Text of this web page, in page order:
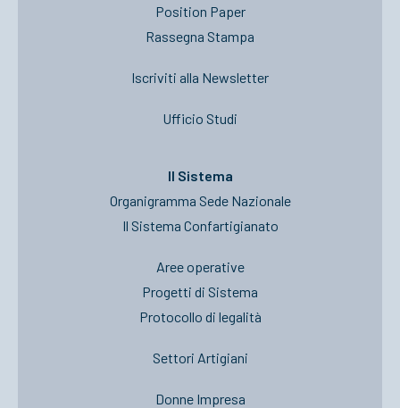
Position Paper
Rassegna Stampa
Iscriviti alla Newsletter
Ufficio Studi
Il Sistema
Organigramma Sede Nazionale
Il Sistema Confartigianato
Aree operative
Progetti di Sistema
Protocollo di legalità
Settori Artigiani
Donne Impresa